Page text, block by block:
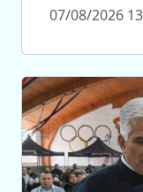
07/08/2026